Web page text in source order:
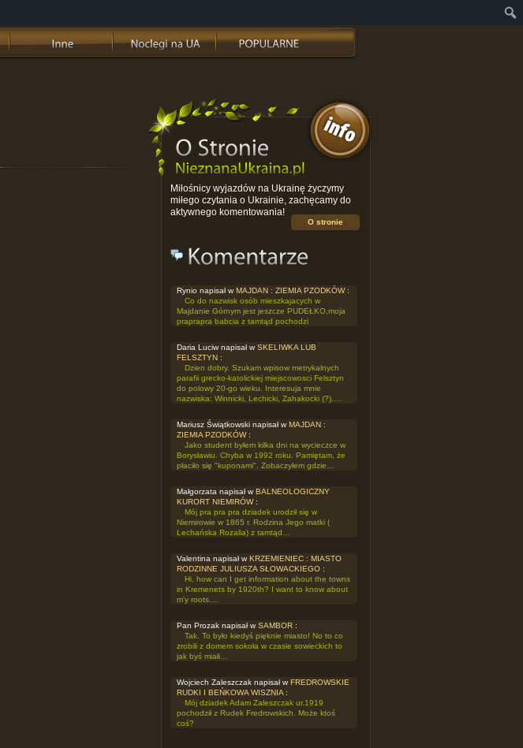
Miłośnicy wyjazdów na Ukrainę życzymy
miłego czytania o Ukrainie, zachęcamy do
aktywnego komentowania!
O stronie
Rynio napisał w MAJDAN : ZIEMIA PZODKÓW:
Co do nazwisk osób mieszkajacych w
Majdanie Górnym jest jeszcze PUDEŁKO,moja
praprapra babcia z tamtąd pochodzi
Daria Luciw napisał w SKELIWKA LUB
FELSZTYN :
Dzien dobry. Szukam wpisow metrykalnych
parafii grecko-katolickiej miejscowosci Felsztyn
do polowy 20-go wieku. Interesuja mnie
nazwiska: Winnicki, Lechicki, Zahakocki (?).…
Mariusz Świątkowski napisał w MAJDAN :
ZIEMIA PZODKÓW:
Jako student byłem kilka dni na wycieczce w
Borysławiu. Chyba w 1992 roku. Pamiętam, że
płaciło się "kuponami". Zobaczyłem gdzie…
Małgorzata napisał w BALNEOLOGICZNY
KURORT NIEMIRÓW:
Mój pra pra pra dziadek urodził się w
Niemirowie w 1865 r. Rodzina Jego matki (
Lechańska Rozalia) z tamtąd…
Valentina napisał w KRZEMIENIEC : MIASTO
RODZINNE JULIUSZA SŁOWACKIEGO :
Hi, how can I get information about the towns
in Kremenets by 1920th? I want to know about
m'y roots.…
Pan Prozak napisał w SAMBOR :
Tak. To było kiedyś pięknie miasto! No to co
zrobili z domem sokoła w czasie sowieckich to
jak byś miałi…
Wojciech Zaleszczak napisał w FREDROWSKIE
RUDKI I BEŃKOWA WISZNIA :
Mój dziadek Adam Zaleszczak ur.1919
pochodził z Rudek Fredrowskich. Może ktoś
coś?